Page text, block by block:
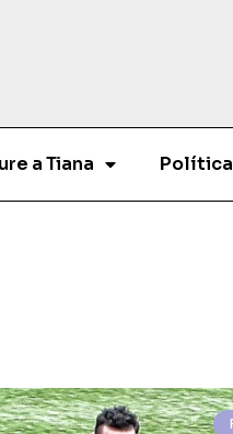
a Tiana Política